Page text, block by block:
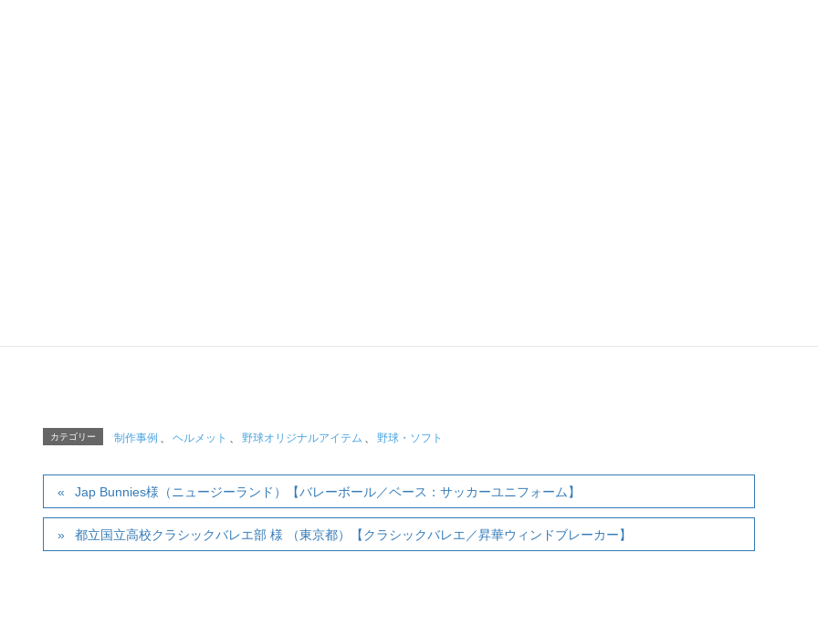
カテゴリー 制作事例 、 ヘルメット 、 野球オリジナルアイテム 、 野球・ソフト
Jap Bunnies様（ニュージーランド）【バレーボール／ベース：サッカーユニフォーム】
都立国立高校クラシックバレエ部 様 （東京都）【クラシックバレエ／昇華ウィンドブレーカー】